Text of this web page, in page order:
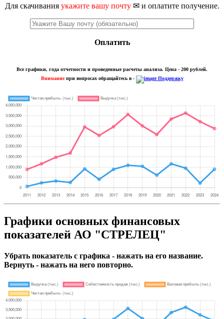
Для скачивания укажите вашу почту✉ и оплатите получение.
Оплатить
Все графики, года отчетности и проведенные расчеты анализа. Цена - 200 рублей.
Внимание при вопросах обращайтесь в - Поддержку
Графики основных финансовых
показателей АО "СТРЕЛЕЦ"
Убрать показатель с графика - нажать на его название.
Вернуть - нажать на него повторно.